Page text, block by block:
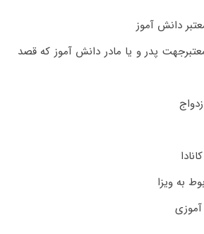
دانش آموز
پدر و یا مادر دانش آموز که قصد
به ویزا